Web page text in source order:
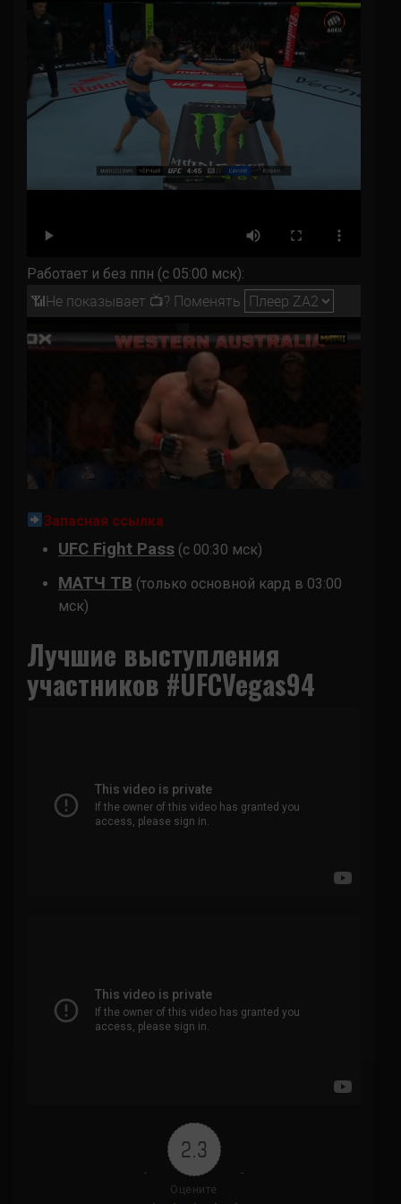
Работает и без ппн (с 05:00 мск):
Запасная ссылка
UFC Fight Pass (с 00:30 мск)
МАТЧ ТВ (только основной кард в 03:00
мск)
Лучшие выступления
участников #UFCVegas94
2.3
Оцените